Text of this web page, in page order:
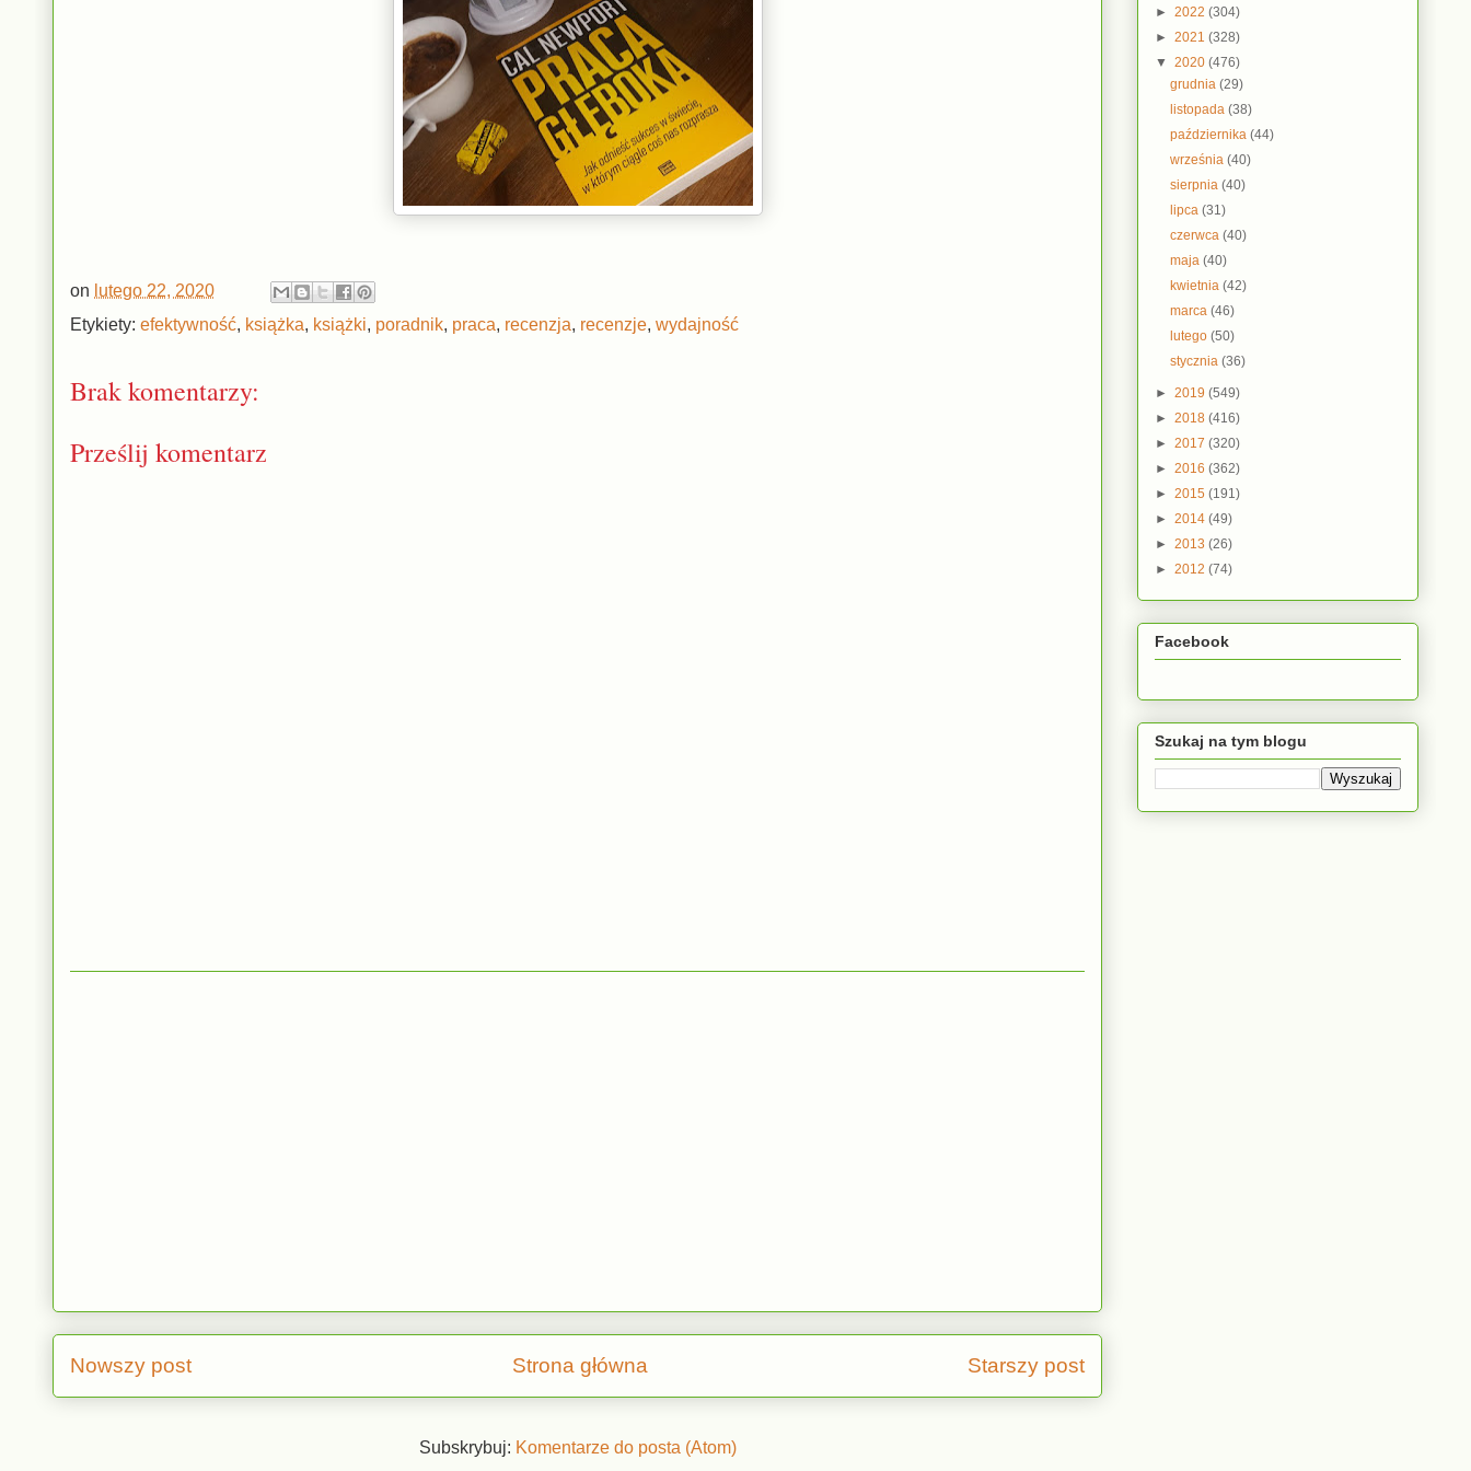
on lutego 22, 2020
Etykiety: efektywność, książka, książki, poradnik, praca, recenzja, recenzje, wydajność
Brak komentarzy:
Prześlij komentarz
Nowszy post Starszy post
Strona główna
Subskrybuj: Komentarze do posta (Atom)
► 2022 (304)
► 2021 (328)
▼ 2020 (476)
grudnia(29)
listopada(38)
października(44)
września(40)
sierpnia(40)
lipca(31)
czerwca(40)
maja(40)
kwietnia(42)
marca(46)
lutego(50)
stycznia(36)
► 2019 (549)
► 2018 (416)
► 2017 (320)
► 2016 (362)
► 2015 (191)
► 2014 (49)
► 2013 (26)
► 2012 (74)
Facebook
Szukaj na tym blogu